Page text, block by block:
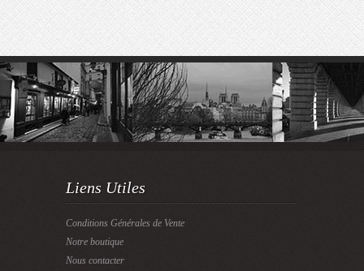
Liens Utiles
Conditions Générales de Vente
Notre boutique
Nous contacter